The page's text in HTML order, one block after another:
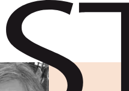
SPRINGEN